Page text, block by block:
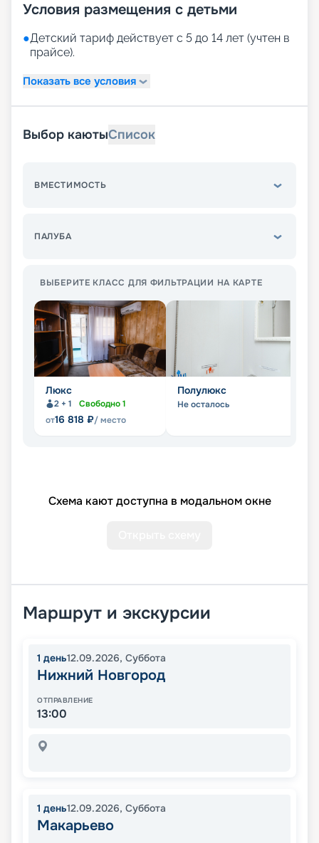
Условия размещения с детьми
●Детский тариф действует с 5 до 14 лет (учтен в
прайсе).
Показать все условия
Выбор каютыСписок
ВМЕСТИМОСТЬ
ПАЛУБА
ВЫБЕРИТЕ КЛАСС ДЛЯ ФИЛЬТРАЦИИ НА КАРТЕ
Люкс
2 + 1 Свободно1
от16 818 ₽/ место
Полулюкс
Не осталось
Схема кают доступна в модальном окне
Маршрут и экскурсии
1 день12.09.2026, Суббота
Нижний Новгород
ОТПРАВЛЕНИЕ
13:00
1 день12.09.2026, Суббота
Макарьево